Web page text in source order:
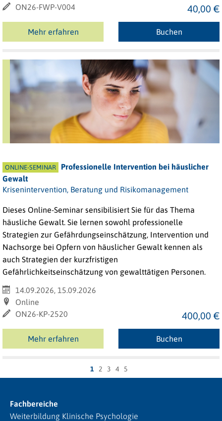
ON26-FWP-V004
40,00 €
Mehr erfahren Buchen
ONLINE-SEMINAR
Professionelle Intervention bei häuslicher
Gewalt
Krisenintervention, Beratung und Risikomanagement
Dieses Online-Seminar sensibilisiert Sie für das Thema
häusliche Gewalt. Sie lernen sowohl professionelle
Strategien zur Gefährdungseinschätzung, Intervention und
Nachsorge bei Opfern von häuslicher Gewalt kennen als
auch Strategien der kurzfristigen
Gefährlichkeitseinschätzung von gewalttätigen Personen.
14.09.2026, 15.09.2026
Online
ON26-KP-2520
400,00 €
Mehr erfahren Buchen
1 2 3 4 5
Fachbereiche
Weiterbildung Klinische Psychologie